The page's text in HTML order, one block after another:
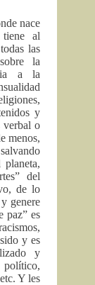
nace
al
las
la
a la
y
verbal o
menos,
del
de lo
genere
paz” es
y es
y
Y les